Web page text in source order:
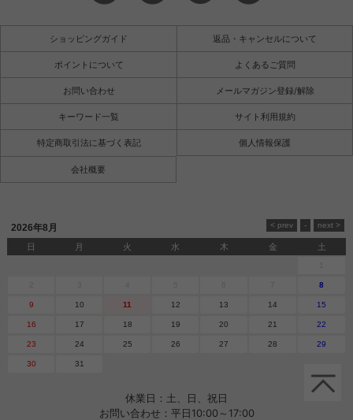
ショッピングガイド 返品・キャンセルについて
ポイントについて よくあるご質問
お問い合わせ メールマガジン登録/解除
キーワード一覧 サイト利用規約
特定商取引法に基づく表記 個人情報保護
会社概要
2026年8月
日 月 火 水 木 金 土
8
9 10 11 12 13 14 15
16 17 18 19 20 21 22
23 24 25 26 27 28 29
30 31
休業日：土、日、祝日
お問い合わせ：平日10:00～17:00